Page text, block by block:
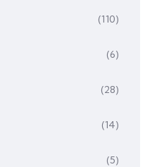
(110)
(6)
(28)
(14)
(5)